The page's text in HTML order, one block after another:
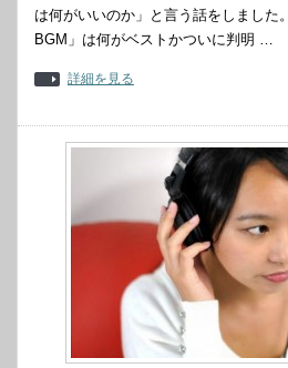
は何がいいのか」と言う話をしました
BGM」は何がベストかついに判明 …
詳細を見る